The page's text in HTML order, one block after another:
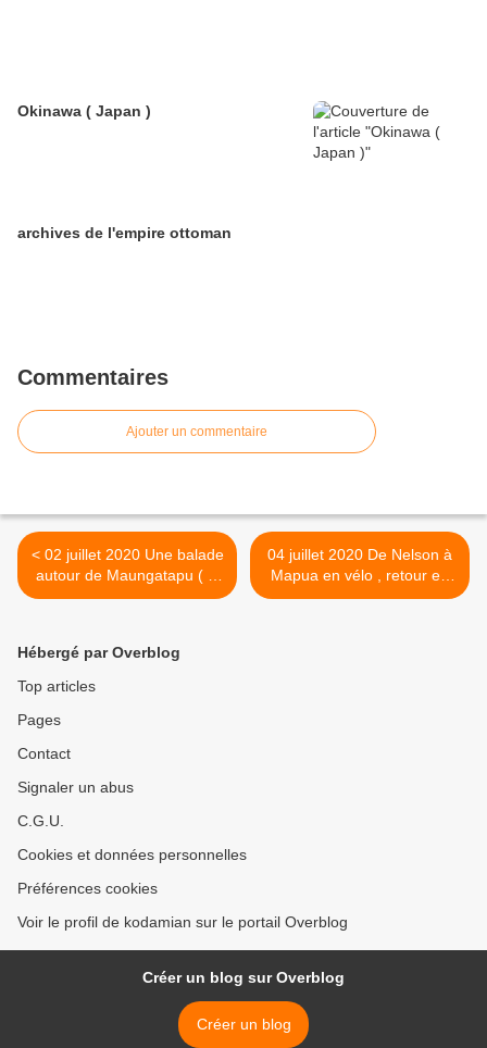
Okinawa ( Japan )
archives de l'empire ottoman
Commentaires
Ajouter un commentaire
< 02 juillet 2020 Une balade
autour de Maungatapu ( la
Montagne Sacrée en Maori
04 juillet 2020 De Nelson à
Mapua en vélo , retour en
s'arrêtant devant un match
Hébergé par Overblog
Top articles
Pages
Contact
Signaler un abus
C.G.U.
Cookies et données personnelles
Préférences cookies
Voir le profil de kodamian sur le portail Overblog
Créer un blog sur Overblog
Créer un blog